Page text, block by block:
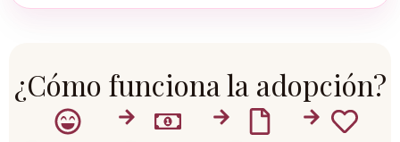
¿Cómo funciona la adopción?